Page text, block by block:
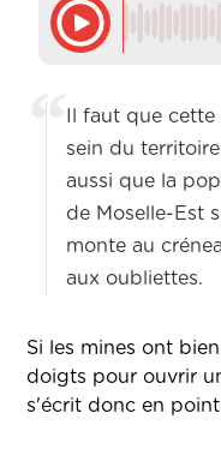
Il faut que
sein du
aussi que la
de Moselle-Est
monte au
aux oubliettes.
Si les mines ont
doigts pour ouvrir
s'écrit donc en